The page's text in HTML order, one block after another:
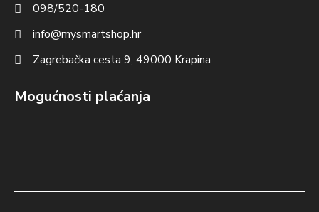
098/520-180
info@mysmartshop.hr
Zagrebačka cesta 9, 49000 Krapina
Mogućnosti plaćanja